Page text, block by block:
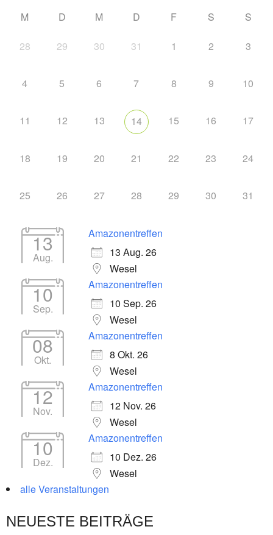
M D M D F S S
28 29 30 31 1 2 3
4 5 6 7 8 9 10
11 12 13 14 15 16 17
18 19 20 21 22 23 24
25 26 27 28 29 30 31
13
Aug.
Amazonentreffen
13 Aug. 26
Wesel
10
Sep.
Amazonentreffen
10 Sep. 26
Wesel
08
Okt.
Amazonentreffen
8 Okt. 26
Wesel
12
Nov.
Amazonentreffen
12 Nov. 26
Wesel
10
Dez.
Amazonentreffen
10 Dez. 26
Wesel
alle Veranstaltungen
NEUESTE BEITRÄGE